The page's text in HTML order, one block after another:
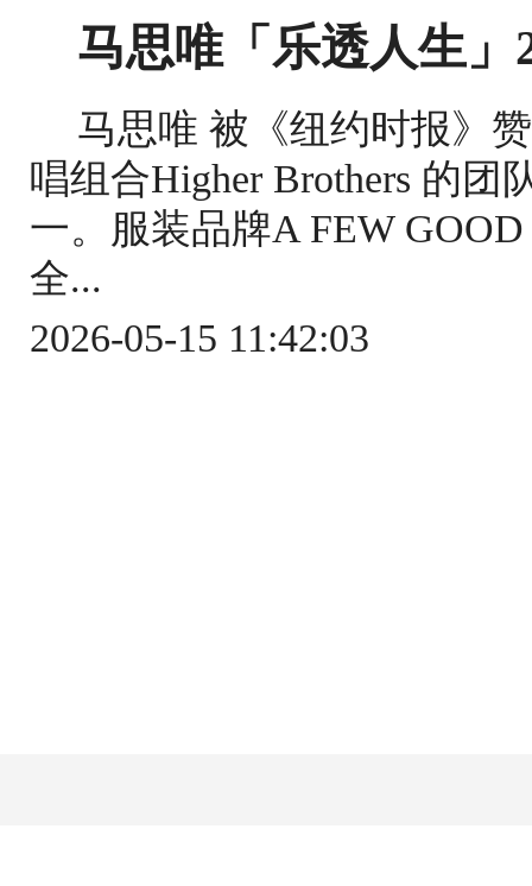
马思唯「乐透人生
马思唯 被《纽约时报》
唱组合Higher Brothers 的
一。服装品牌A FEW
全...
2026-05-15 11:42:03